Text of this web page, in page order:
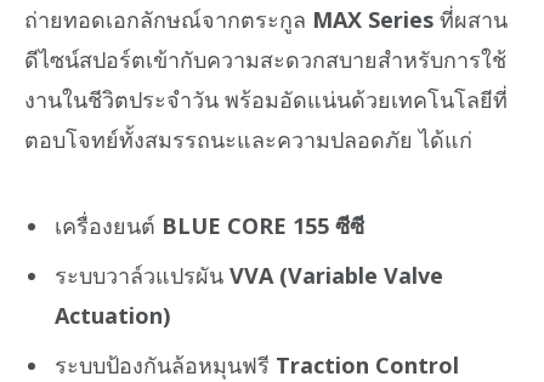
ถ่ายทอดเอกลักษณ์จากตระกูล MAX Series ที่ผสาน
ดีไซน์สปอร์ตเข้ากับความสะดวกสบายสำหรับการใช้
งานในชีวิตประจำวัน พร้อมอัดแน่นด้วยเทคโนโลยีที่
ตอบโจทย์ทั้งสมรรถนะและความปลอดภัย ได้แก่
เครื่องยนต์ BLUE CORE 155 ซีซี
ระบบวาล์วแปรผัน VVA (Variable Valve
Actuation)
ระบบป้องกันล้อหมุนฟรี Traction Control